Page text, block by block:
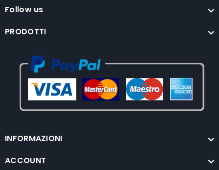
Follow us
PRODOTTI
INFORMAZIONI
ACCOUNT